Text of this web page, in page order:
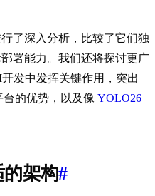
了深入分析，比较了它们独
署能力。我们还将探讨更广
发中发挥关键作用，突出
台的优势，以及像 YOLO26
架构#